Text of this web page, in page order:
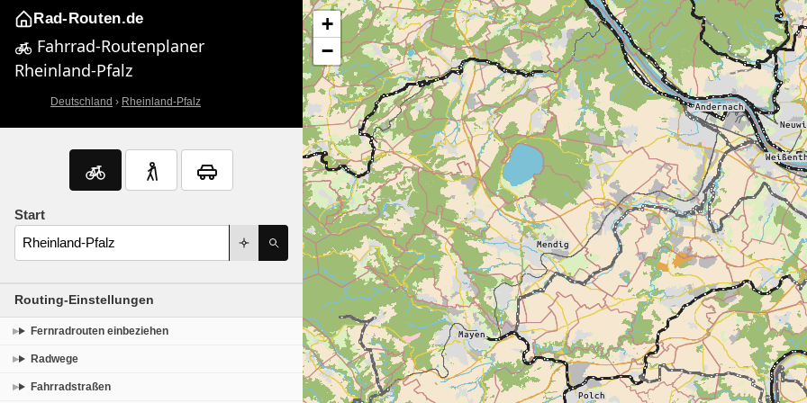
Rad-Routen.de
Fahrrad-Routenplaner
Rheinland-Pfalz
Deutschland › Rheinland-Pfalz
Start
+
−
Routing-Einstellungen
Fernradrouten einbeziehen
Radwege
Fahrradstraßen